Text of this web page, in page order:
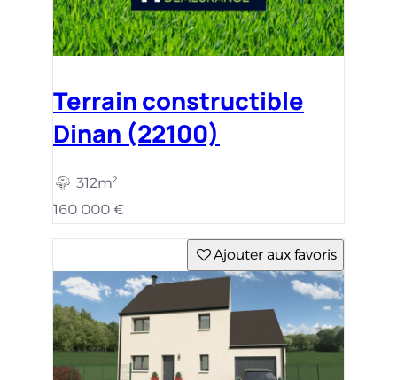
Terrain constructible
Dinan (22100)
312m²
160 000 €
Ajouter aux favoris